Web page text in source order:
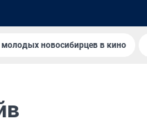
молодых новосибирцев в кино